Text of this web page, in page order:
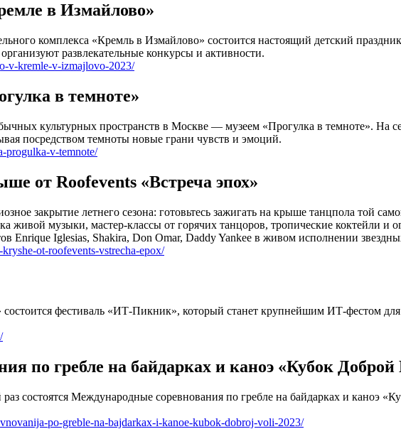
в Измайлово»
комплекса «Кремль в Измайлово» состоится настоящий детский
развлекательные конкурсы и активности.
v-kremle-v-izmajlovo-2023/
в темноте»
культурных пространств в Москве — музеем «Прогулка в темноте». На
посредством темноты новые грани чувств и эмоций.
progulka-v-temnote/
от Roofevents «Встреча эпох»
закрытие летнего сезона: готовьтесь зажигать на крыше танцпола той
живой музыки, мастер-классы от горячих танцоров, тропические коктейли
Enrique Iglesias, Shakira, Don Omar, Daddy Yankee в живом исполнении
ot-roofevents-vstrecha-epox/
состоится фестиваль «ИТ-Пикник», который станет крупнейшим ИТ-фестом
по гребле на байдарках и каноэ «Кубок Доброй
раз состоятся Международные соревнования по гребле на байдарках и каноэ
po-greble-na-bajdarkax-i-kanoe-kubok-dobroj-voli-2023/